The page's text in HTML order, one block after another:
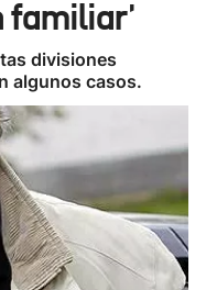
familiar'
divisiones
algunos casos.